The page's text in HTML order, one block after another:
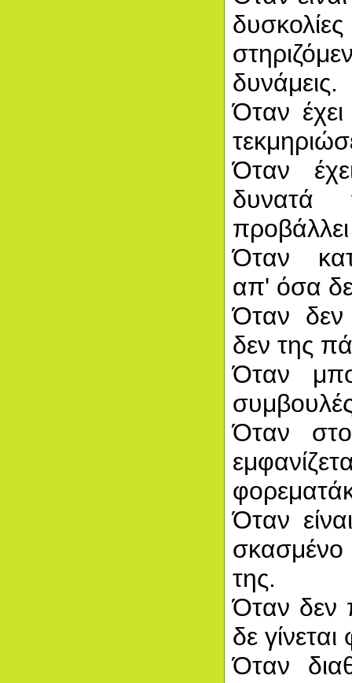
δυνάμεις.
Όταν
Όταν
δυνατά
Όταν
απ' όσα
Όταν δεν
δεν της
Όταν
Όταν
Όταν
σκασμένο
της.
Όταν δεν
δε γίνεται
Όταν